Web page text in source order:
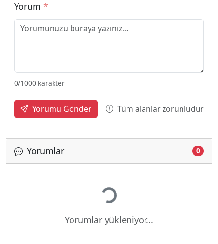
Yorum *
0/1000 karakter
Yorumu Gönder Tüm alanlar zorunludur
Yorumlar 0
Yükleniyor...
Yorumlar yükleniyor...